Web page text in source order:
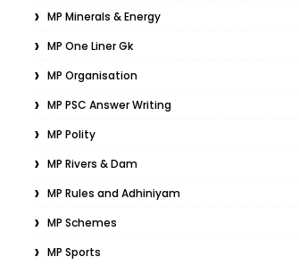
MP Minerals & Energy
MP One Liner Gk
MP Organisation
MP PSC Answer Writing
MP Polity
MP Rivers & Dam
MP Rules and Adhiniyam
MP Schemes
MP Sports